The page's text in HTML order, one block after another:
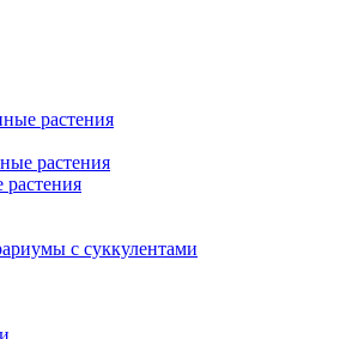
растения
растения
с суккулентами